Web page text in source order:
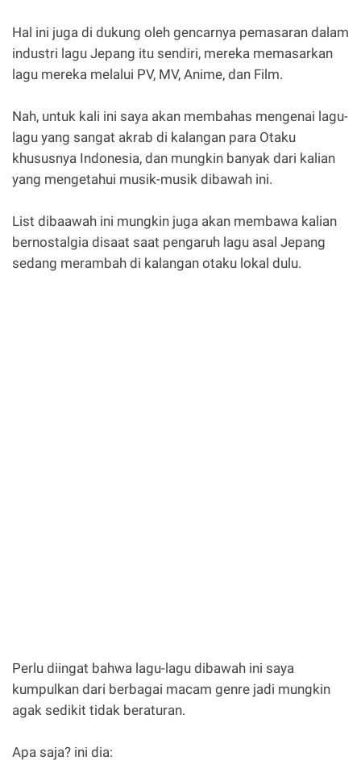
Hal ini juga di dukung oleh gencarnya pemasaran dalam
industri lagu Jepang itu sendiri, mereka memasarkan
lagu mereka melalui PV, MV, Anime, dan Film.
Nah, untuk kali ini saya akan membahas mengenai lagu-
lagu yang sangat akrab di kalangan para Otaku
khususnya Indonesia, dan mungkin banyak dari kalian
yang mengetahui musik-musik dibawah ini.
List dibaawah ini mungkin juga akan membawa kalian
bernostalgia disaat saat pengaruh lagu asal Jepang
sedang merambah di kalangan otaku lokal dulu.
Perlu diingat bahwa lagu-lagu dibawah ini saya
kumpulkan dari berbagai macam genre jadi mungkin
agak sedikit tidak beraturan.
Apa saja? ini dia: